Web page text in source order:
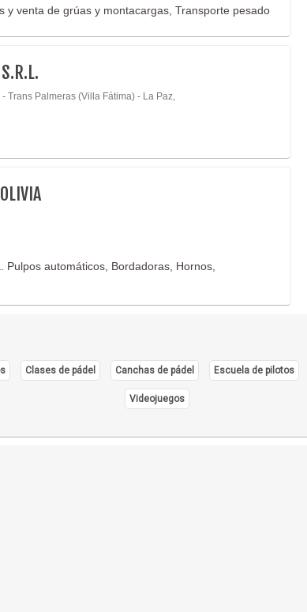
y venta de grúas y montacargas, Transporte pesado
Trans Palmeras (Villa Fátima) - La Paz,
automáticos, Bordadoras, Hornos,
Clases de pádel Canchas de pádel Escuela de pilotos
Videojuegos